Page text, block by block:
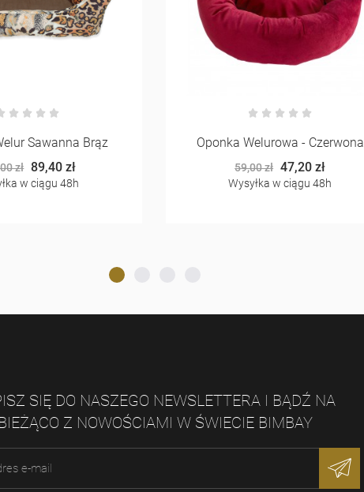
Sawanna Brąz
zł 89,40 zł
w ciągu 48h
Oponka Welurowa - Czerwona
59,00 zł 47,20 zł
Wysyłka w ciągu 48h
SIĘ DO NASZEGO NEWSLETTERA I BĄDŹ NA
BIEŻĄCO Z NOWOŚCIAMI W ŚWIECIE BIMBAY